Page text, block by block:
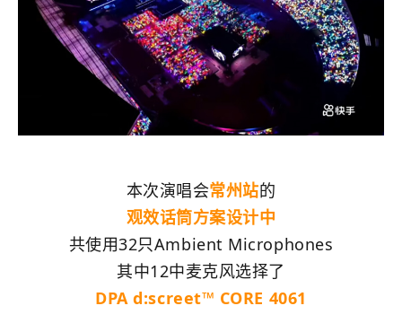
本次演唱会常州站的
观效话筒方案设计中
共使用32只Ambient Microphones
其中12中麦克风选择了
DPA d:screet™ CORE 4061